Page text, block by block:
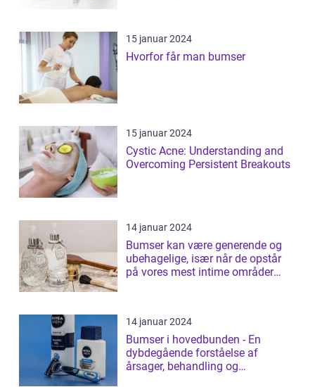
15 januar 2024
Hvorfor får man bumser
15 januar 2024
Cystic Acne: Understanding and
Overcoming Persistent Breakouts
14 januar 2024
Bumser kan være generende og
ubehagelige, især når de opstår
på vores mest intime områder
14 januar 2024
Bumser i hovedbunden - En
dybdegående forståelse af
årsager, behandling og